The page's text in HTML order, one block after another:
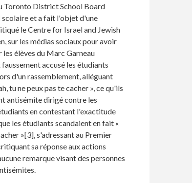
Toronto District School Board
scolaire et a fait l'objet d'une
le Centre for Israel and Jewish
sur les médias sociaux pour avoir
élèves du Marc Garneau
accusé les étudiants
d'un rassemblement, alléguant
tu ne peux pas te cacher », ce qu'ils
antisémite dirigé contre les
en contestant l'exactitude
les étudiants scandaient en fait «
»[3], s'adressant au Premier
sa réponse aux actions
remarque visant des personnes